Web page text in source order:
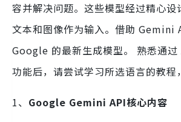
容并解决问题。这些模型经过精心设
文本和图像作为输入。借助 Gemini
Google 的最新生成模型。 熟悉通过
功能后，请尝试学习所选语言的教程
1、 Google Gemini API核心内容